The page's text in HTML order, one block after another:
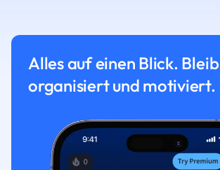
Alles auf einen Blick. Bleib
organisiert und motiviert.